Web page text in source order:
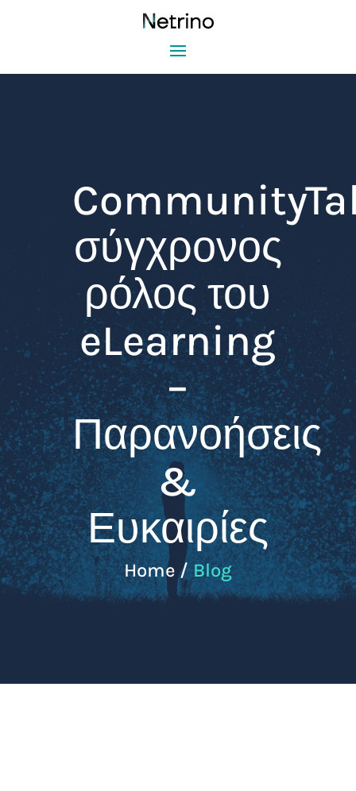
σύγχρονος
ρόλος του
eLearning
–
Παρανοήσεις
&
Ευκαιρίες
Home / Blog